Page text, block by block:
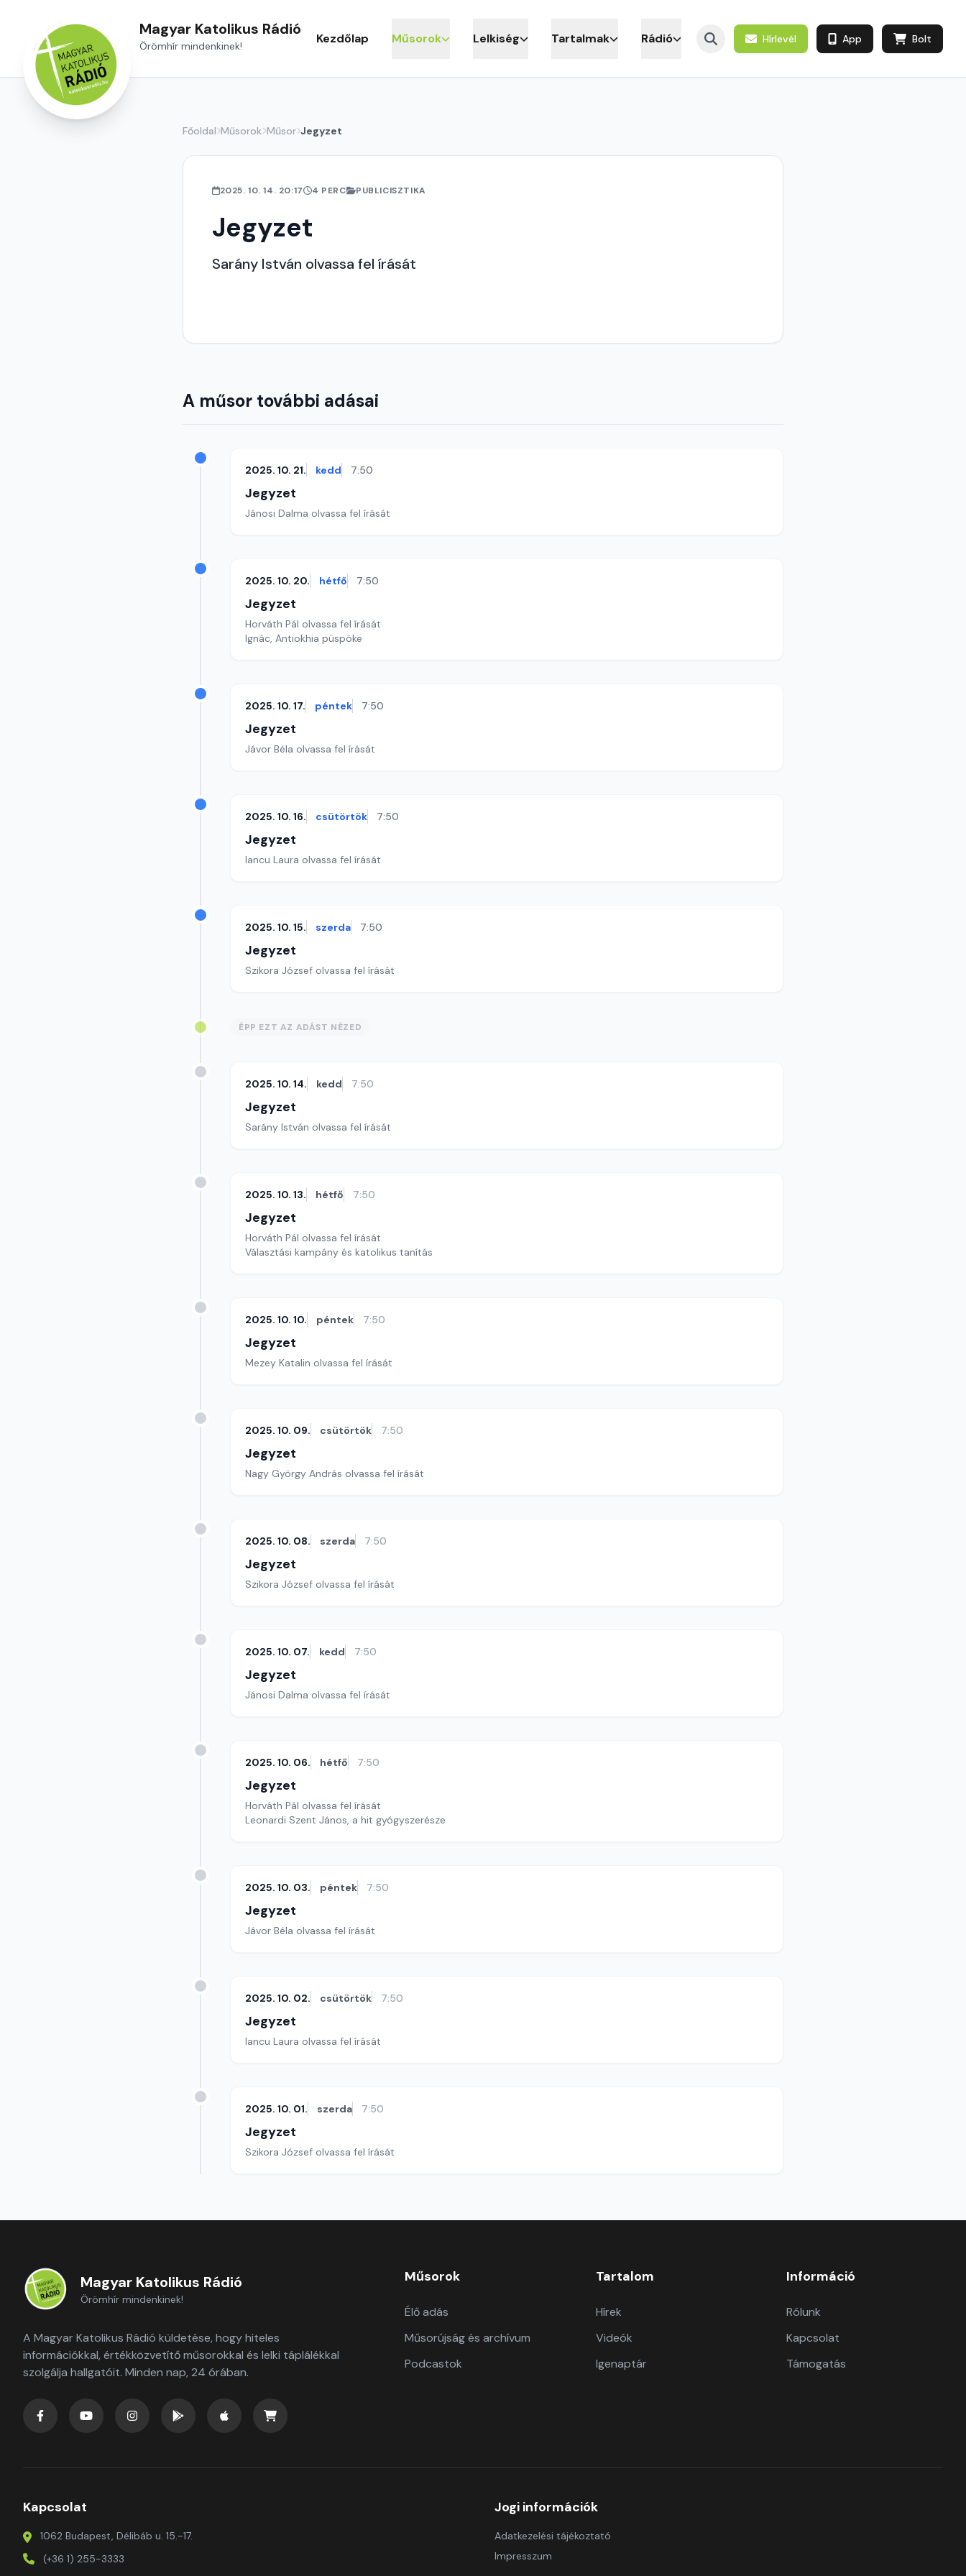
Magyar Katolikus Rádió
Örömhír mindenkinek! Kezdőlap Műsorok Lelkiség Tartalmak Rádió Hírlevél App Bolt
Főoldal Műsorok Műsor Jegyzet
2025. 10. 14. 20:17 4 PERC PUBLICISZTIKA
Jegyzet
Sarány István olvassa fel írását
A műsor további adásai
2025. 10. 21. kedd 7:50
Jegyzet
Jánosi Dalma olvassa fel írását
2025. 10. 20. hétfő 7:50
Jegyzet
Horváth Pál olvassa fel írását
Ignác, Antiokhia püspöke
2025. 10. 17. péntek 7:50
Jegyzet
Jávor Béla olvassa fel írását
2025. 10. 16. csütörtök 7:50
Jegyzet
Iancu Laura olvassa fel írását
2025. 10. 15. szerda 7:50
Jegyzet
Szikora József olvassa fel írását
ÉPP EZT AZ ADÁST NÉZED
2025. 10. 14. kedd 7:50
Jegyzet
Sarány István olvassa fel írását
2025. 10. 13. hétfő 7:50
Jegyzet
Horváth Pál olvassa fel írását
Választási kampány és katolikus tanítás
2025. 10. 10. péntek 7:50
Jegyzet
Mezey Katalin olvassa fel írását
2025. 10. 09. csütörtök 7:50
Jegyzet
Nagy György András olvassa fel írását
2025. 10. 08. szerda 7:50
Jegyzet
Szikora József olvassa fel írását
2025. 10. 07. kedd 7:50
Jegyzet
Jánosi Dalma olvassa fel írását
2025. 10. 06. hétfő 7:50
Jegyzet
Horváth Pál olvassa fel írását
Leonardi Szent János, a hit gyógyszerésze
2025. 10. 03. péntek 7:50
Jegyzet
Jávor Béla olvassa fel írását
2025. 10. 02. csütörtök 7:50
Jegyzet
Iancu Laura olvassa fel írását
2025. 10. 01. szerda 7:50
Jegyzet
Szikora József olvassa fel írását
Magyar Katolikus Rádió
Örömhír mindenkinek!
A Magyar Katolikus Rádió küldetése, hogy hiteles
információkkal, értékközvetítő műsorokkal és lelki táplálékkal
szolgálja hallgatóit. Minden nap, 24 órában.
Műsorok
Élő adás
Műsorújság és archívum
Podcastok
Tartalom
Hírek
Videók
Igenaptár
Információ
Rólunk
Kapcsolat
Támogatás
Kapcsolat
1062 Budapest, Délibáb u. 15.-17.
(+36 1) 255-3333
Jogi információk
Adatkezelési tájékoztató
Impresszum